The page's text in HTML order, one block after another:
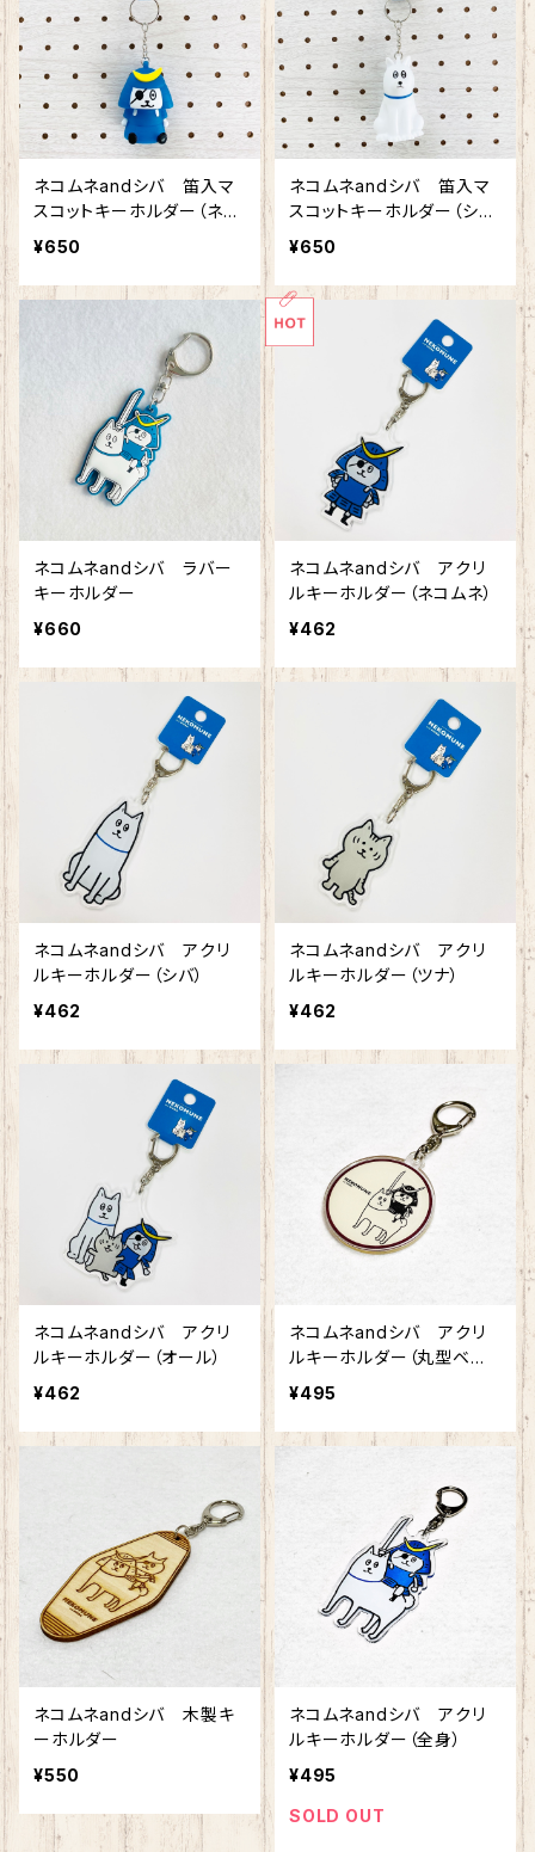
ネコムネandシバ 笛入マ
スコットキーホルダー（ネコ
ムネ）
¥650
ネコムネandシバ 笛入マ
スコットキーホルダー（シ
バ）
¥650
ネコムネandシバ ラバー
キーホルダー
¥660
ネコムネandシバ アクリ
ルキーホルダー（ネコムネ）
¥462
ネコムネandシバ アクリ
ルキーホルダー（シバ）
¥462
ネコムネandシバ アクリ
ルキーホルダー（ツナ）
¥462
ネコムネandシバ アクリ
ルキーホルダー（オール）
¥462
ネコムネandシバ アクリ
ルキーホルダー（丸型ベー
ジュ）
¥495
ネコムネandシバ 木製キ
ーホルダー
¥550
ネコムネandシバ アクリ
ルキーホルダー（全身）
¥495
SOLD OUT